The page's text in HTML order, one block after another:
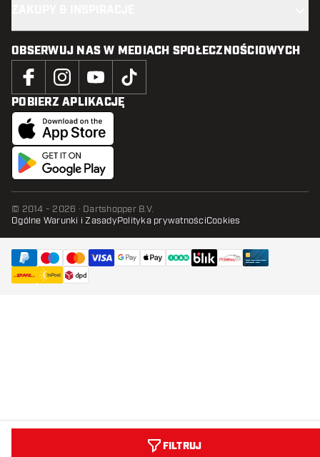
FILTRUJ
OBSERWUJ NAS W MEDIACH SPOŁECZNOŚCIOWYCH
POBIERZ APLIKACJĘ
© 2014 - 2026 · Dartshopper B.V.
Ogólne Warunki i ZasadyPolityka prywatnościCookies